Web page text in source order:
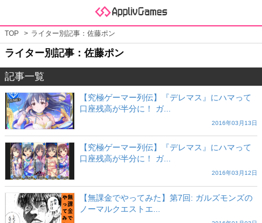
TOP ライター別記事：佐藤ポン
ライター別記事：佐藤ポン
記事一覧
【究極ゲーマー列伝】『デレマス』にハマって
口座残高が半分に！ ガ...
2016年03月13日
【究極ゲーマー列伝】『デレマス』にハマって
口座残高が半分に！ ガ...
2016年03月12日
【無課金でやってみた】第7回: ガルズモンズの
ノーマルクエストエ...